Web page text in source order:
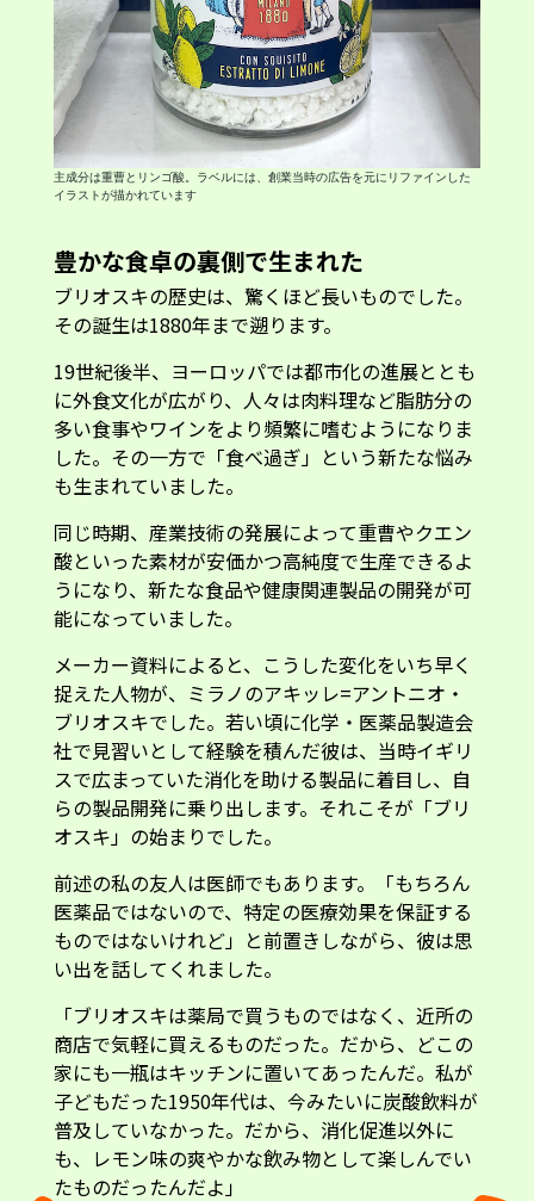
主成分は重曹とリンゴ酸。ラベルには、創業当時の広告を元にリファインした
イラストが描かれています
豊かな食卓の裏側で生まれた
ブリオスキの歴史は、驚くほど長いものでした。
その誕生は1880年まで遡ります。
19世紀後半、ヨーロッパでは都市化の進展ととも
に外食文化が広がり、人々は肉料理など脂肪分の
多い食事やワインをより頻繁に嗜むようになりま
した。その一方で「食べ過ぎ」という新たな悩み
も生まれていました。
同じ時期、産業技術の発展によって重曹やクエン
酸といった素材が安価かつ高純度で生産できるよ
うになり、新たな食品や健康関連製品の開発が可
能になっていました。
メーカー資料によると、こうした変化をいち早く
捉えた人物が、ミラノのアキッレ=アントニオ・
ブリオスキでした。若い頃に化学・医薬品製造会
社で見習いとして経験を積んだ彼は、当時イギリ
スで広まっていた消化を助ける製品に着目し、自
らの製品開発に乗り出します。それこそが「ブリ
オスキ」の始まりでした。
前述の私の友人は医師でもあります。「もちろん
医薬品ではないので、特定の医療効果を保証する
ものではないけれど」と前置きしながら、彼は思
い出を話してくれました。
「ブリオスキは薬局で買うものではなく、近所の
商店で気軽に買えるものだった。だから、どこの
家にも一瓶はキッチンに置いてあったんだ。私が
子どもだった1950年代は、今みたいに炭酸飲料が
普及していなかった。だから、消化促進以外に
も、レモン味の爽やかな飲み物として楽しんでい
たものだったんだよ」